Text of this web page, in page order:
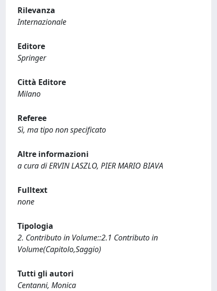
Rilevanza
Internazionale
Editore
Springer
Città Editore
Milano
Referee
Sì, ma tipo non specificato
Altre informazioni
a cura di ERVIN LASZLO, PIER MARIO BIAVA
Fulltext
none
Tipologia
2. Contributo in Volume::2.1 Contributo in
Volume(Capitolo,Saggio)
Tutti gli autori
Centanni, Monica